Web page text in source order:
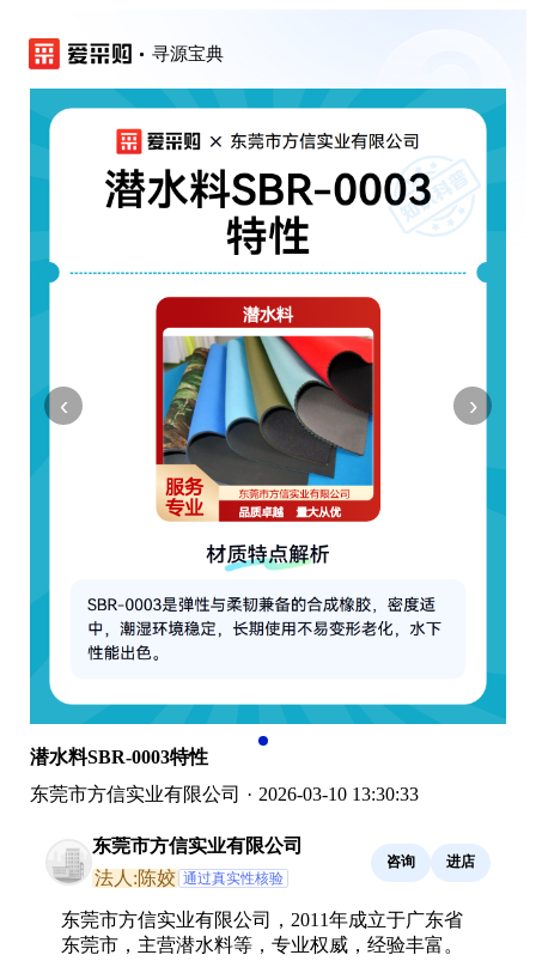
寻源宝典
‹ ›
潜水料SBR-0003特性
东莞市方信实业有限公司 · 2026-03-10 13:30:33
东莞市方信实业有限公司
法人:陈姣 通过真实性核验
咨询 进店
东莞市方信实业有限公司，2011年成立于广东省
东莞市，主营潜水料等，专业权威，经验丰富。